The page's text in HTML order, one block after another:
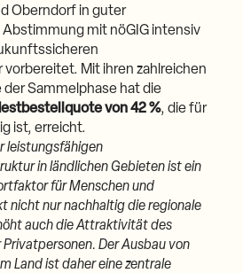
Oberndorf in guter
mit nöGIG intensiv
Mit ihren zahlreichen
Sammelphase hat die
von 42 %, die für
ist, erreicht.
leistungsfähigen
in ländlichen Gebieten ist ein
für Menschen und
nicht nur nachhaltig die regionale
auch die Attraktivität des
Der Ausbau von
Land ist daher eine zentrale